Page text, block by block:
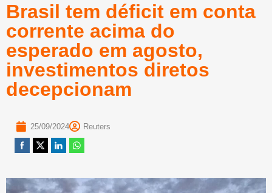
Brasil tem déficit em conta
corrente acima do
esperado em agosto,
investimentos diretos
decepcionam
25/09/2024 Reuters